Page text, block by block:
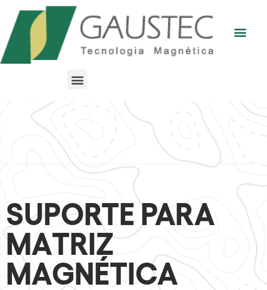
SUPORTE PARA
MATRIZ
MAGNÉTICA